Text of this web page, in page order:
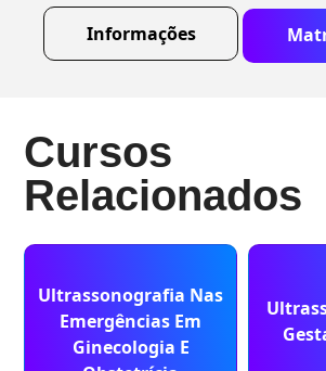
Informações
Cursos
Relacionados
Ultrassonografia Nas
Emergências Em
Ginecologia E